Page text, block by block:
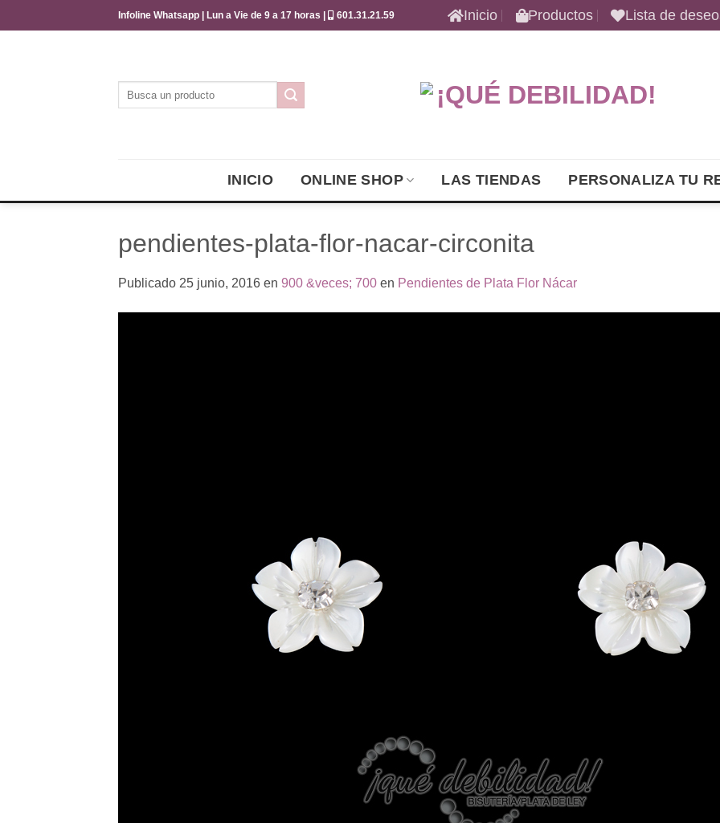
al
Infoline Whatsapp | Lun a Vie de 9 a 17 horas | 601.31.21.59 Inicio Productos Lista de
INICIO ONLINE SHOP LAS TIENDAS PERSONALIZA TU
pendientes-plata-flor-nacar-circonita
Publicado 25 junio, 2016 en 900 &veces; 700 en Pendientes de Plata Flor Nácar